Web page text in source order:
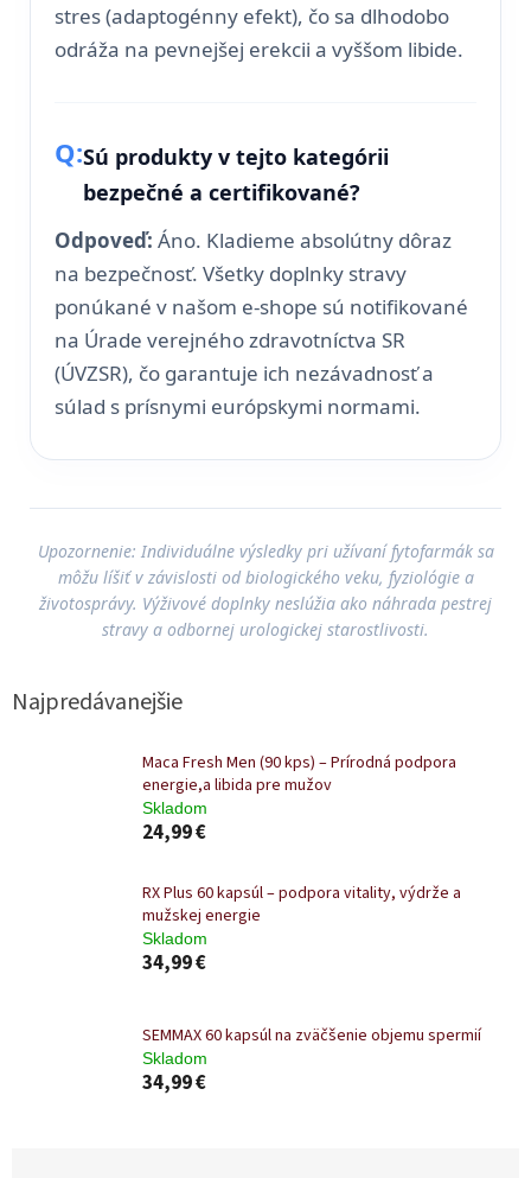
stres (adaptogénny efekt), čo sa dlhodobo
odráža na pevnejšej erekcii a vyššom libide.
Sú produkty v tejto kategórii
bezpečné a certifikované?
Odpoveď: Áno. Kladieme absolútny dôraz
na bezpečnosť. Všetky doplnky stravy
ponúkané v našom e-shope sú notifikované
na Úrade verejného zdravotníctva SR
(ÚVZSR), čo garantuje ich nezávadnosť a
súlad s prísnymi európskymi normami.
Upozornenie: Individuálne výsledky pri užívaní fytofarmák sa
môžu líšiť v závislosti od biologického veku, fyziológie a
životosprávy. Výživové doplnky neslúžia ako náhrada pestrej
stravy a odbornej urologickej starostlivosti.
Najpredávanejšie
Maca Fresh Men (90 kps) – Prírodná podpora
energie,a libida pre mužov
Skladom
24,99 €
RX Plus 60 kapsúl – podpora vitality, výdrže a
mužskej energie
Skladom
34,99 €
SEMMAX 60 kapsúl na zväčšenie objemu spermií
Skladom
34,99 €